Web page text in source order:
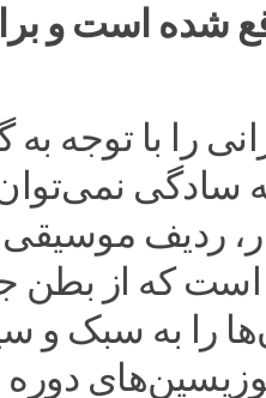
شده است و
را با توجه
به سادگی
ردیف موسیقی
که از بطن
را به سبک و
دوره